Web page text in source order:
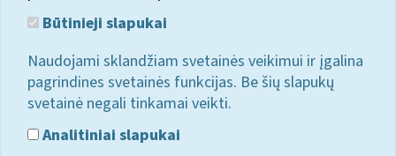
Būtinieji slapukai
Naudojami sklandžiam svetainės veikimui ir įgalina
pagrindines svetainės funkcijas. Be šių slapukų
svetainė negali tinkamai veikti.
Analitiniai slapukai